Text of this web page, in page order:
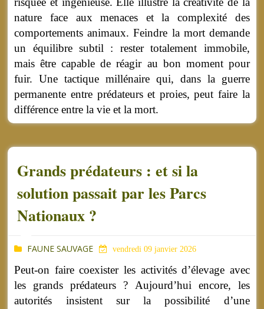
nature face aux menaces et la complexité des
comportements animaux. Feindre la mort demande
un équilibre subtil : rester totalement immobile,
mais être capable de réagir au bon moment pour
fuir. Une tactique millénaire qui, dans la guerre
permanente entre prédateurs et proies, peut faire la
différence entre la vie et la mort.
Grands prédateurs : et si la
solution passait par les Parcs
Nationaux ?
FAUNE SAUVAGE vendredi 09 janvier 2026
Peut-on faire coexister les activités d’élevage avec
les grands prédateurs ? Aujourd’hui encore, les
autorités insistent sur la possibilité d’une